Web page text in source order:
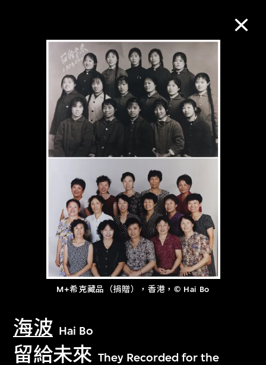
M+希克藏品（捐贈），香港，© Hai Bo
海波 Hai Bo
留給未來 They Recorded for the
M+藏品
進一步篩選
關於M+藏品
探索世界頂級的二十及二十一世紀視覺
文化藏品。